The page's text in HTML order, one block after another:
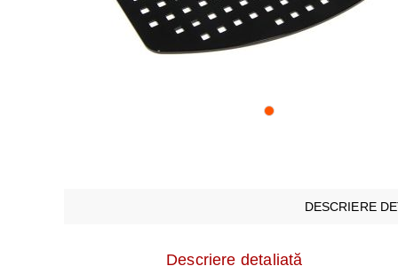
APARATE ȘI SCULE
SERVICE
DESCRIERE
Descriere detaliată